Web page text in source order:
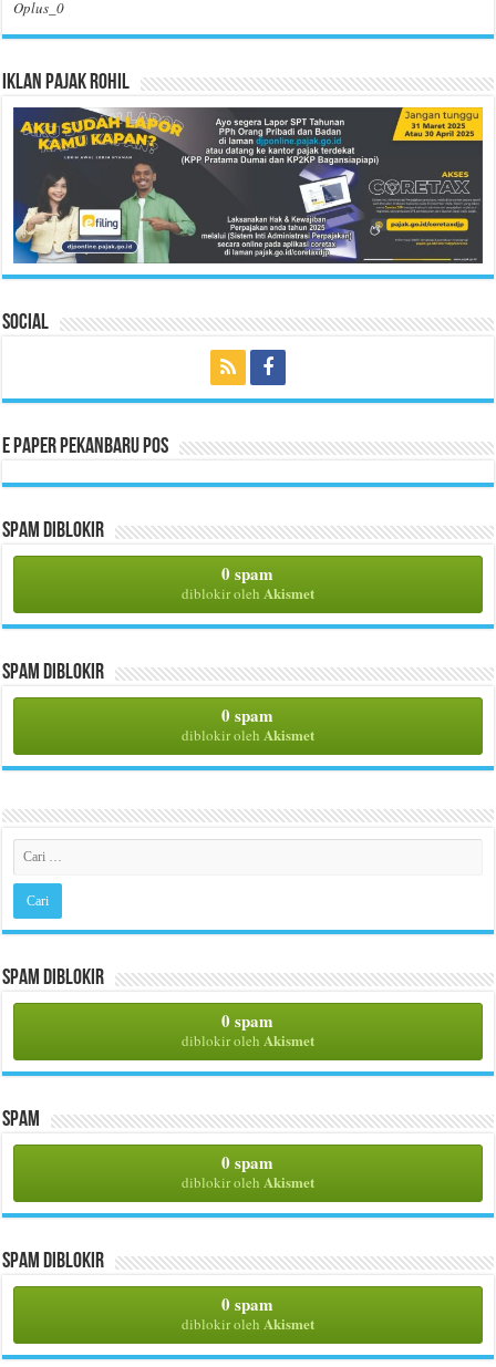
Oplus_0
Iklan Pajak Rohil
Social
E Paper Pekanbaru Pos
Spam Diblokir
0 spam
diblokir oleh Akismet
Spam Diblokir
0 spam
diblokir oleh Akismet
Spam Diblokir
0 spam
diblokir oleh Akismet
Spam
0 spam
diblokir oleh Akismet
Spam Diblokir
0 spam
diblokir oleh Akismet